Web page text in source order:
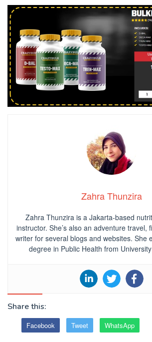
Zahra Thunzira
Zahra Thunzira is a Jakarta-based
instructor. She’s also an adventure travel,
writer for several blogs and websites. She
degree in Public Health from
Share this:
Facebook Tweet WhatsApp